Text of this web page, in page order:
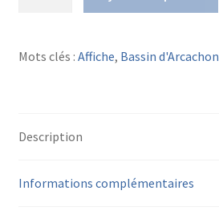
D'ARGUIN
Mots clés : Affiche, Bassin d'Arcachon
Description
Informations complémentaires